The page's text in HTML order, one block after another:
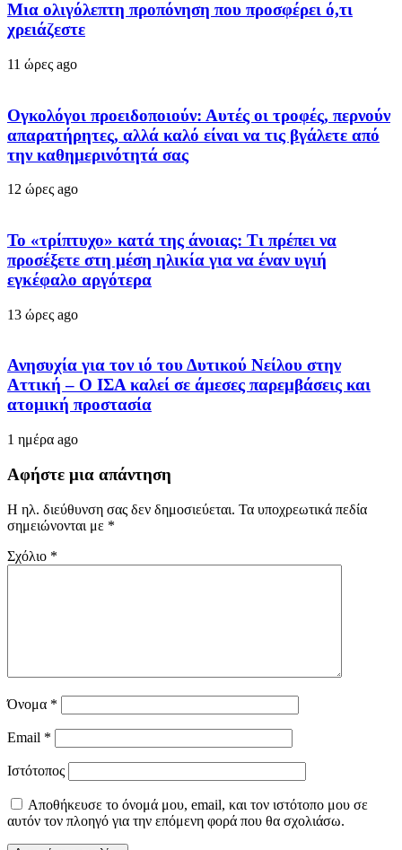
Μια ολιγόλεπτη προπόνηση που προσφέρει ό,τι
χρειάζεστε
11 ώρες ago
Ογκολόγοι προειδοποιούν: Αυτές οι τροφές, περνούν
απαρατήρητες, αλλά καλό είναι να τις βγάλετε από
την καθημερινότητά σας
12 ώρες ago
Το «τρίπτυχο» κατά της άνοιας: Τι πρέπει να
προσέξετε στη μέση ηλικία για να έναν υγιή
εγκέφαλο αργότερα
13 ώρες ago
Ανησυχία για τον ιό του Δυτικού Νείλου στην
Αττική – Ο ΙΣΑ καλεί σε άμεσες παρεμβάσεις και
ατομική προστασία
1 ημέρα ago
Αφήστε μια απάντηση
Η ηλ. διεύθυνση σας δεν δημοσιεύεται. Τα υποχρεωτικά πεδία
σημειώνονται με *
Σχόλιο *
Όνομα *
Email *
Ιστότοπος
Αποθήκευσε το όνομά μου, email, και τον ιστότοπο μου σε
αυτόν τον πλοηγό για την επόμενη φορά που θα σχολιάσω.